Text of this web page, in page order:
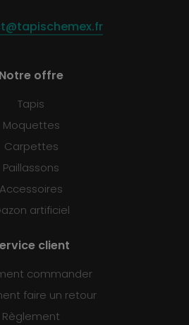
Notre offre
Tapis
Moquettes
Carpettes
Paillassons
Accessoires
artificiel
client
commander
faire un retour
Règlement